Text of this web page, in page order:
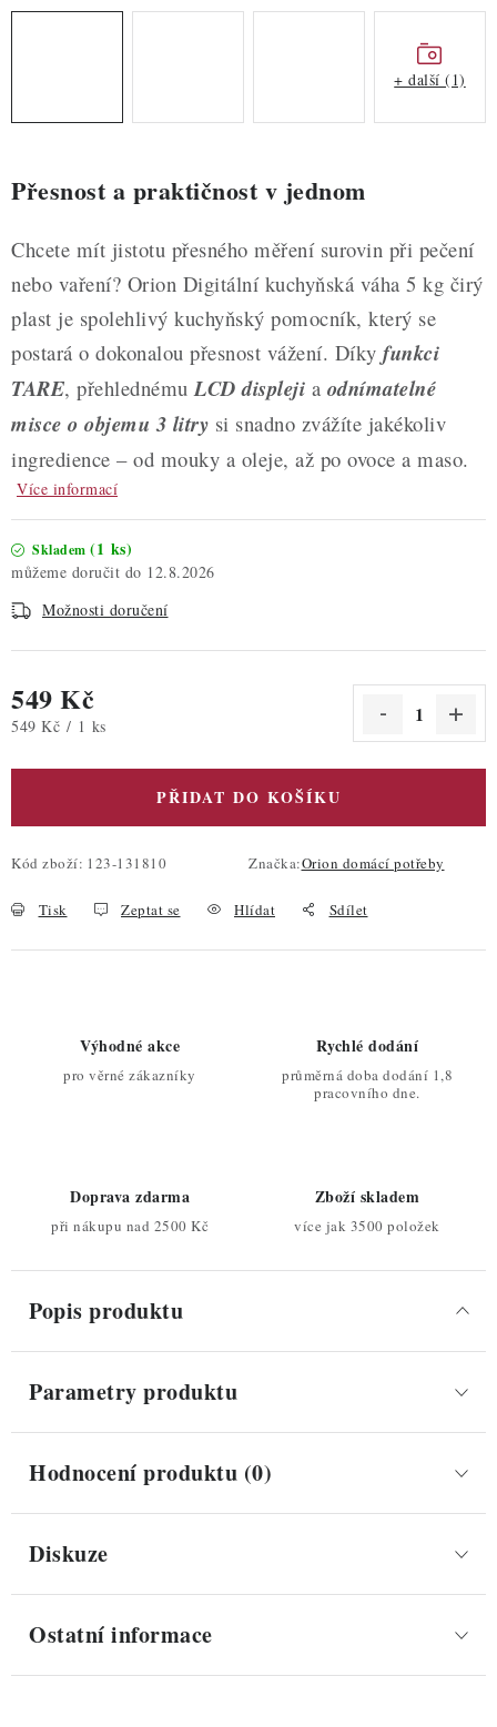
Hodnocení obchodu
Blog
Moje objednávka
Přesnost a praktičnost v jednom
Chcete mít jistotu přesného měření surovin při pečení
nebo vaření? Orion Digitální kuchyňská váha 5 kg čirý
plast je spolehlivý kuchyňský pomocník, který se
postará o dokonalou přesnost vážení. Díky funkci
TARE, přehlednémuLCD displeji a odnímatelné
misce o objemu 3 litry si snadno zvážíte jakékoliv
ingredience – od mouky a oleje, až po ovoce a maso.
Více informací
Skladem (1 ks)
12.8.2026
Možnosti doručení
549 Kč
Měrná cena:
549 Kč / 1 ks
PŘIDAT DO KOŠÍKU
Kód zboží: 123-131810 Značka:Orion domácí potřeby
Tisk Zeptat se Hlídat Sdílet
+ další (1)
Výhodné akce
pro věrné zákazníky
Rychlé dodání
průměrná doba dodání 1,8
pracovního dne.
Doprava zdarma
při nákupu nad 2500 Kč
Zboží skladem
více jak 3500 položek
Popis produktu
Parametry produktu
Hodnocení produktu (0)
Diskuze
Ostatní informace